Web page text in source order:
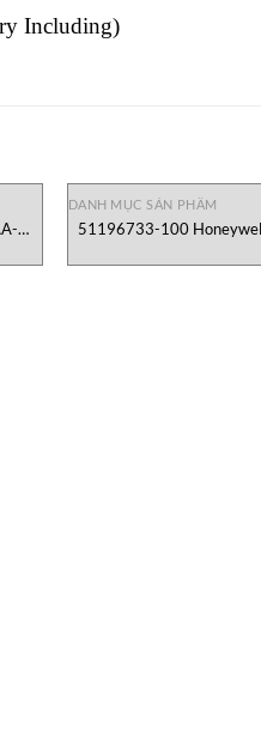
Including)
DANH MỤC SẢN PHẨM
51196733-100
51196733-100